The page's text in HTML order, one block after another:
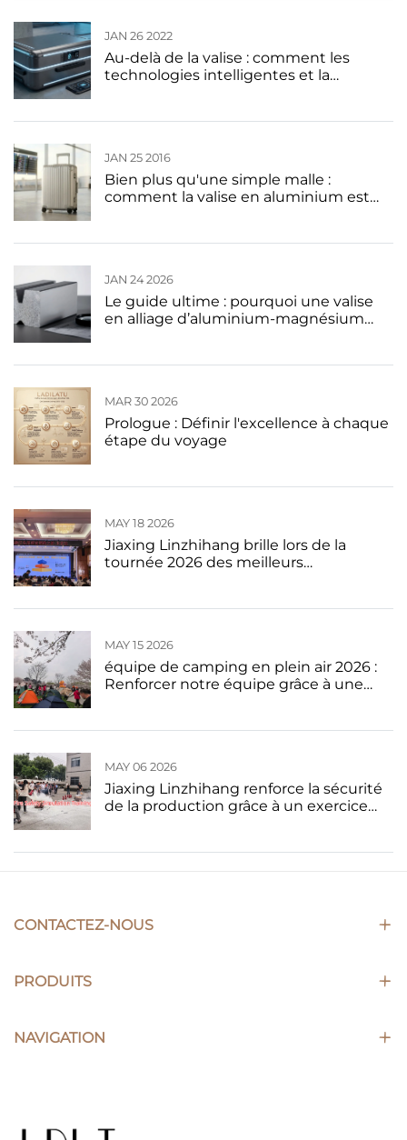
JAN 26 2022
Au-delà de la valise : comment les
technologies intelligentes et la
aluminium
JAN 25 2016
Bien plus qu'une simple malle :
comment la valise en aluminium est
JAN 24 2026
Le guide ultime : pourquoi une valise
en alliage d’aluminium-magnésium
voyage
MAR 30 2026
Prologue : Définir l'excellence à chaque
étape du voyage
MAY 18 2026
Jiaxing Linzhihang brille lors de la
tournée 2026 des meilleurs
MAY 15 2026
équipe de camping en plein air 2026 :
Renforcer notre équipe grâce à une
MAY 06 2026
Jiaxing Linzhihang renforce la sécurité
de la production grâce à un exercice
CONTACTEZ-NOUS
PRODUITS
NAVIGATION